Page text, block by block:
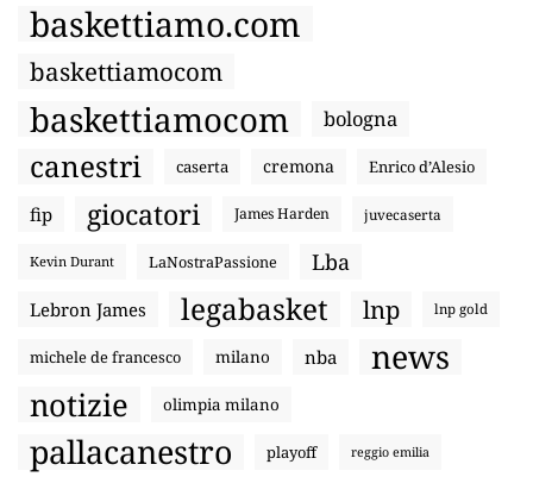
baskettiamo.com
baskettiamocom
baskettiamocom bologna
canestri caserta cremona Enrico d’Alesio
fip giocatori James Harden juvecaserta
Kevin Durant LaNostraPassione Lba
Lebron James legabasket lnp lnp gold
michele de francesco milano nba news
notizie olimpia milano
pallacanestro playoff reggio emilia